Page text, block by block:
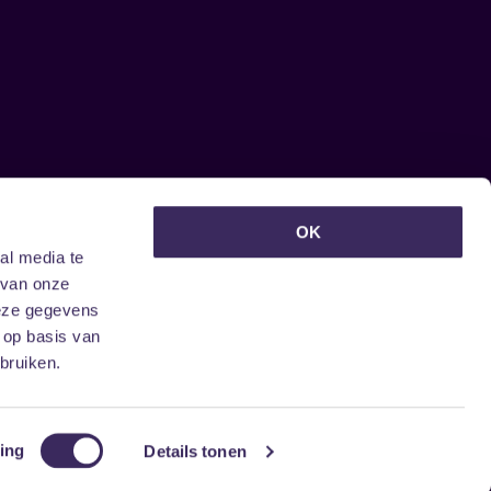
media te
onze
gegevens
basis van
Details tonen
OK
ontvangen?